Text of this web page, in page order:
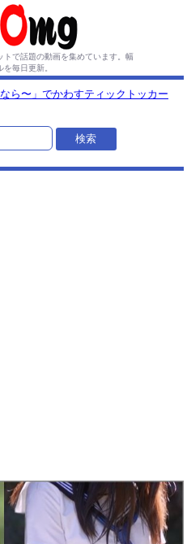
で話題の動画を集めています。 幅
を毎日更新。
ら〜」でかわすティックトッカー